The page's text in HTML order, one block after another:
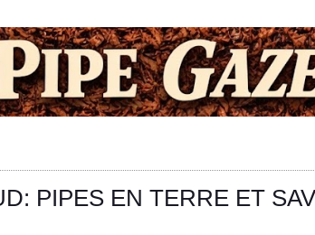
PIPES EN TERRE ET